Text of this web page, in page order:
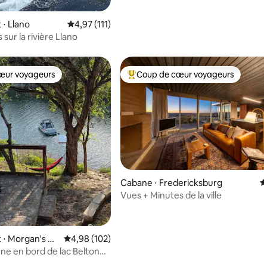
Llano Évaluation moyenne sur la base de 111
4,97 (111)
sur la rivière Llano
de 271 commentaires : 4,95 sur 5
voyageurs les plus appréciés
voyageurs
Morgan's Po
Évaluation moyenne sur la base de 102
4,98 (102)
en bord de lac Belton
Coups de cœur voyageurs les plus
Coup de cœur voyageurs
Cabane ⋅ Fredericksburg
Vues + Minutes de la ville